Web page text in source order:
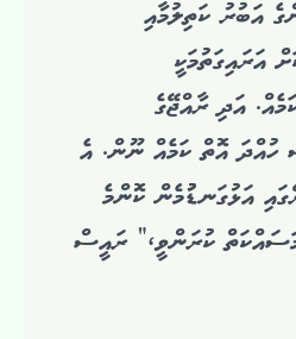
އަބުރު ކަތިލުމާއި
އަރައިގަތުމަކީ
އަދި ރާއްޖޭގެ
އޮތް ކަމެއް ނޫން. އެ
އަޅުގަނޑުުމެން ކޮންމެ
ކުރަންވީ،” ރައީސް